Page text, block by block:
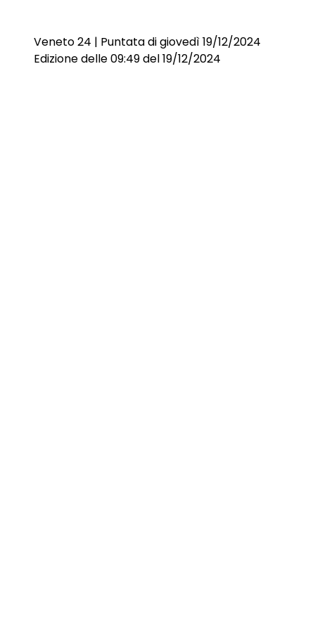
Veneto 24 | Puntata di giovedì 19/12/2024
Edizione delle 09:49 del 19/12/2024